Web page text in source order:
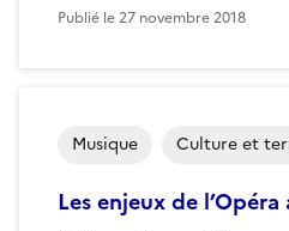
Publié le27 novembre 2018
Les enjeux de
Musique Culture et